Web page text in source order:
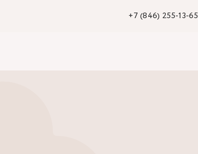
+7 (846) 255-13-65